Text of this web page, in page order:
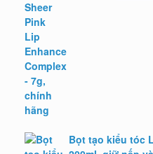
Bọt tạo kiểu tóc